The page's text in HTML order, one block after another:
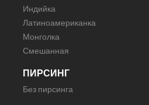
Индийка
Латиноамериканка
Монголка
Смешанная
ПИРСИНГ
Без пирсинга